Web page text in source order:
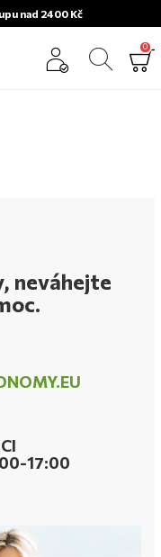
nad 2400 Kč
0
neváhejte
17:00